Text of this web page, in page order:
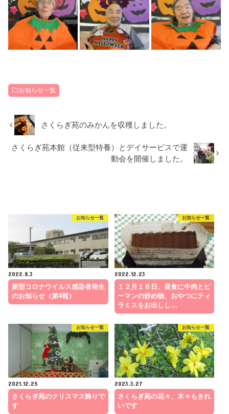
お知らせ一覧
さくらぎ苑のみかんを収穫しました。
さくらぎ苑本館（従来型特養）とデイサービスで運
動会を開催しました。
お知らせ一覧
2022.8.3
新型コロナウイルス感染者発生
のお知らせ（第4報）
お知らせ一覧
2022.12.23
１２月１６日、昼食に牛肉とピ
ーマンの炒め物、おやつにティ
ラミスをお出しし…
お知らせ一覧
2021.12.25
さくらぎ苑のクリスマス飾りで
す
お知らせ一覧
2023.3.27
さくらぎ苑の花々、木々もきれ
いです